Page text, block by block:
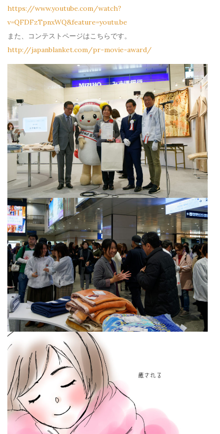
https://www.youtube.com/watch?
v=QFDFzTpnxWQ&feature=youtu.be
また、コンテストページはこちらです。
http://japanblanket.com/pr-movie-award/